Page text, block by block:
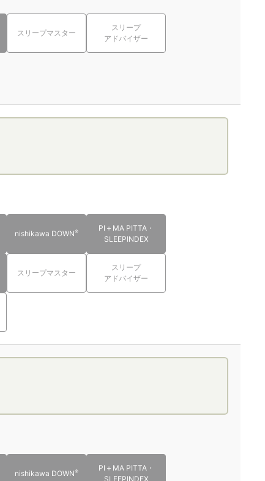
スリープマスター
スリープ
アドバイザー
nishikawa DOWN®
PI＋MA PITTA・
SLEEPINDEX
スリープマスター
スリープ
アドバイザー
nishikawa DOWN®
PI＋MA PITTA・
SLEEPINDEX